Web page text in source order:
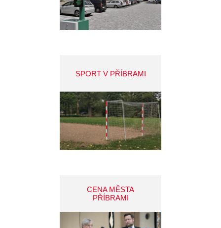
SPORT V PŘÍBRAMI
CENA MĚSTA
PŘÍBRAMI